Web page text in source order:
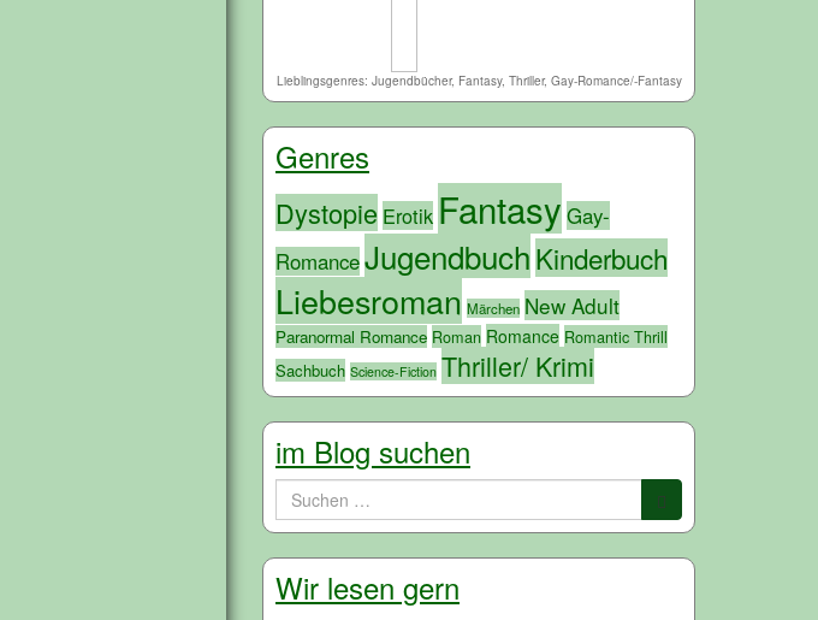
Lieblingsgenres: Jugendbücher, Fantasy, Thriller, Gay-Romance/-Fantasy
Genres
Dystopie Erotik Fantasy Gay-
RomanceJugendbuchKinderbuch
Liebesroman Märchen New Adult
Paranormal Romance Roman Romance Romantic Thrill
Sachbuch Science-Fiction Thriller/ Krimi
im Blog suchen
Suchen
nach:
Wir lesen gern